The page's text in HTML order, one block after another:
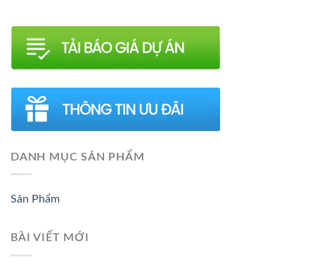
DANH MỤC SẢN PHẨM
Sản Phẩm
BÀI VIẾT MỚI